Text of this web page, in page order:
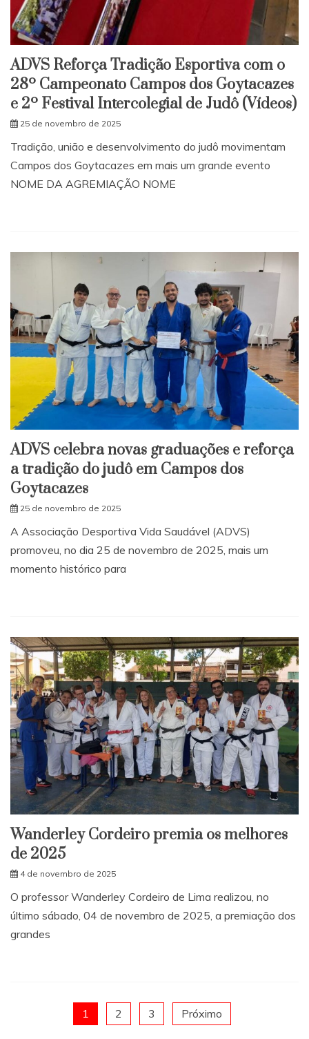
ADVS Reforça Tradição Esportiva com o
28º Campeonato Campos dos Goytacazes
e 2º Festival Intercolegial de Judô (Vídeos)
25 de novembro de 2025
Tradição, união e desenvolvimento do judô movimentam
Campos dos Goytacazes em mais um grande evento
NOME DA AGREMIAÇÃO NOME
ADVS celebra novas graduações e reforça
a tradição do judô em Campos dos
Goytacazes
25 de novembro de 2025
A Associação Desportiva Vida Saudável (ADVS)
promoveu, no dia 25 de novembro de 2025, mais um
momento histórico para
Wanderley Cordeiro premia os melhores
de 2025
4 de novembro de 2025
O professor Wanderley Cordeiro de Lima realizou, no
último sábado, 04 de novembro de 2025, a premiação dos
grandes
Paginação
1 2 3 Próximo